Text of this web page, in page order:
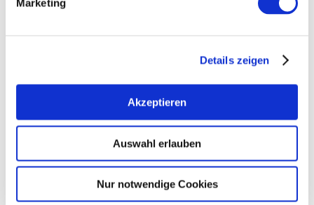
Marketing
Details zeigen
Akzeptieren
Auswahl erlauben
Nur notwendige Cookiesauf Karte anzeigen